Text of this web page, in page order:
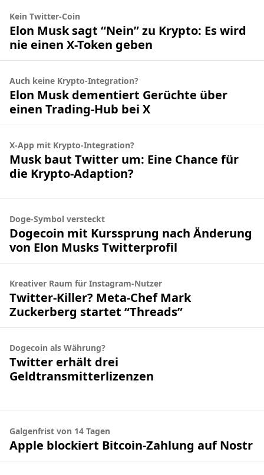
Kein Twitter-Coin
Elon Musk sagt “Nein” zu Krypto: Es wird
nie einen X-Token geben
Auch keine Krypto-Integration?
Elon Musk dementiert Gerüchte über
einen Trading-Hub bei X
X-App mit Krypto-Integration?
Musk baut Twitter um: Eine Chance für
die Krypto-Adaption?
Doge-Symbol versteckt
Dogecoin mit Kurssprung nach Änderung
von Elon Musks Twitterprofil
Kreativer Raum für Instagram-Nutzer
Twitter-Killer? Meta-Chef Mark
Zuckerberg startet “Threads”
Dogecoin als Währung?
Twitter erhält drei
Geldtransmitterlizenzen
Galgenfrist von 14 Tagen
Apple blockiert Bitcoin-Zahlung auf Nostr